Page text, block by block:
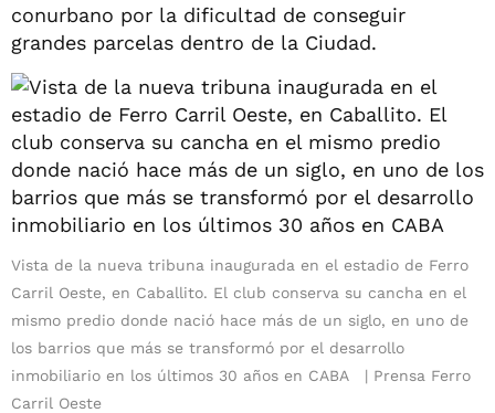
conurbano por la dificultad de conseguir
grandes parcelas dentro de la Ciudad.
Vista de la nueva tribuna inaugurada en el estadio de Ferro
Carril Oeste, en Caballito. El club conserva su cancha en el
mismo predio donde nació hace más de un siglo, en uno de
los barrios que más se transformó por el desarrollo
inmobiliario en los últimos 30 años en CABA
Prensa Ferro
Carril Oeste